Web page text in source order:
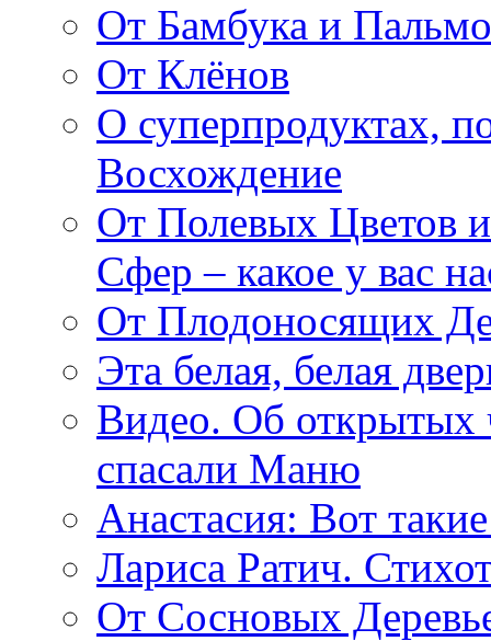
От Бамбука и
От Клёнов
О суперпродуктах,
Восхождение
От Полевых Цветов
Сфер – какое у вас
От Плодоносящих
Эта белая, белая
Видео. Об открытых
спасали Маню
Анастасия: Вот
Лариса Ратич.
От Сосновых